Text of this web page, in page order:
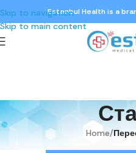
Skip to navigation
Skip to main content
Estenbul Health is a
Home/